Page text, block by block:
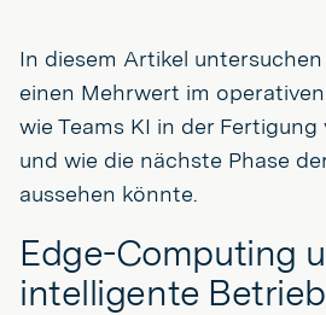
In diesem Artikel
einen Mehrwert im
wie Teams KI in der
und wie die nächste Phase
aussehen könnte.
Edge-Computing
intelligente